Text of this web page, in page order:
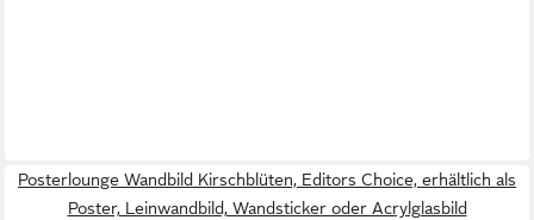
Posterlounge Wandbild Kirschblüten, Editors Choice, erhältlich als
Poster, Leinwandbild, Wandsticker oder Acrylglasbild